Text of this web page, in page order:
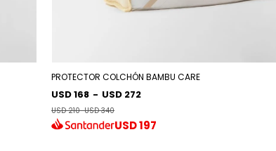
PROTECTOR COLCHÓN BAMBU CARE
USD 168 - USD 272
USD 210-USD 340
USD197